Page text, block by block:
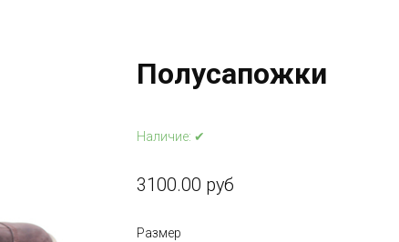
Полусапожки
Наличие: ✔
3100.00 руб
Размер